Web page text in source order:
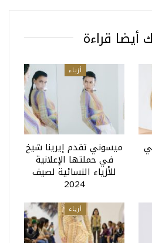
أيضا قراءة
أزياء
ميسوني تقدم إيرينا شيخ
في حملتها الإعلانية
للأزياء النسائية لصيف
2024
أزياء